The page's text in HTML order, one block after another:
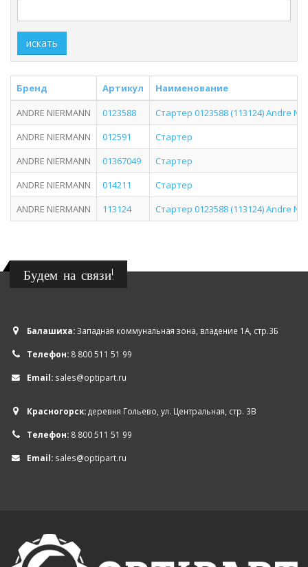
искать
Бренд Артикул
Наименование
ANDRE NIERMANN
0123588
Стартер 0123588 (113124) Andre
ANDRE NIERMANN
012591
Стартер
ANDRE NIERMANN
01367049
Стартер
ANDRE NIERMANN
014211
Стартер
ANDRE NIERMANN
113124 Стартер 0123588 (113124) Andre
Будем на связи!
Балашиха:Западная коммунальная зона, владение 1А, стр.3Б
Телефон: 8 800 511 51 99
Email: sales@optipart.ru
Красногорск:деревня Гольево, ул. Центральная, стр. 3В
Телефон: 8 800 511 51 99
Email: sales@optipart.ru